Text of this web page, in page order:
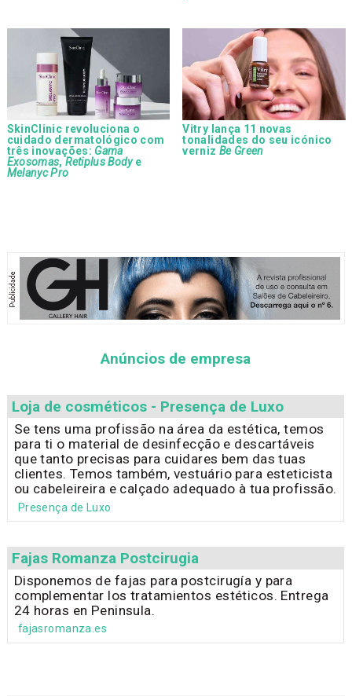
SkinClinic revoluciona o
cuidado dermatológico com
três inovações: Gama
Exosomas, Retiplus Bodye
Melanyc Pro
Vitry lança 11 novas
tonalidades do seu icónico
verniz Be Green
Anúncios de empresa
Loja de cosméticos - Presença de Luxo
Se tens uma profissão na área da estética, temos
para ti o material de desinfecção e descartáveis
que tanto precisas para cuidares bem das tuas
clientes. Temos também, vestuário para esteticista
ou cabeleireira e calçado adequado à tua profissão.
Presença de Luxo
Fajas Romanza Postcirugia
Disponemos de fajas para postcirugía y para
complementar los tratamientos estéticos. Entrega
24 horas en Peninsula.
fajasromanza.es